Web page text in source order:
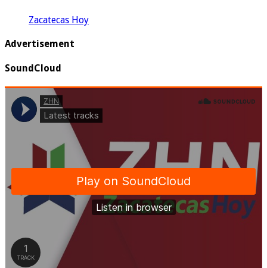
Zacatecas Hoy
Advertisement
SoundCloud